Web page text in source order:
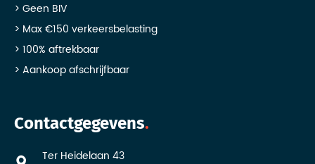
Geen BIV
Max €150 verkeersbelasting
100% aftrekbaar
Aankoop afschrijfbaar
Contactgegevens
Ter Heidelaan 43